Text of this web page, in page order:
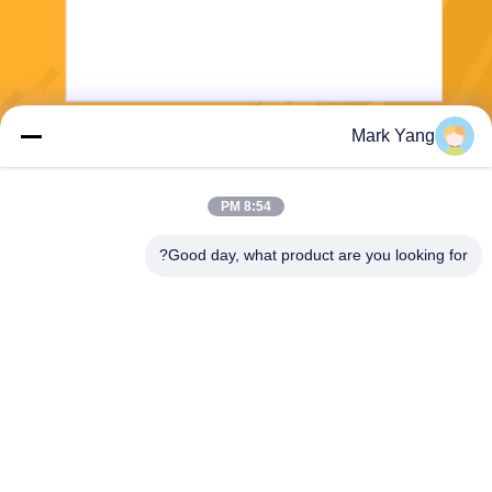
Mark Yang
8:54 PM
Good day, what product are you looking for?